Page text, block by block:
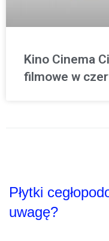
Kino Cinema
filmowe w
Płytki
uwagę?